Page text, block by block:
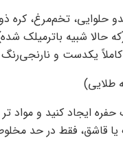
حلوایی، تخم‌مرغ، کره
حالا شبیه باترمیلک
یکدست و
ایجاد کنید و مواد تر
یا قاشق، فقط در حد